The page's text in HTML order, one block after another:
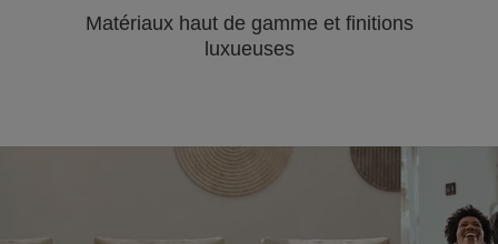
Matériaux haut de gamme et finitions
luxueuses